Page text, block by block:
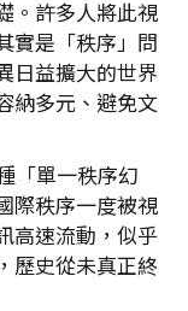
。許多人將此視
實是「秩序」問
日益擴大的世界
納多元、避免文
「單一秩序幻
際秩序一度被視
高速流動，似乎
歷史從未真正終